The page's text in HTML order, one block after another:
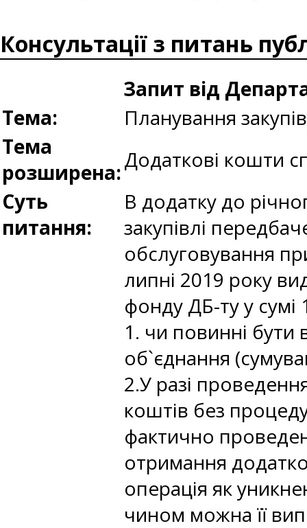
Консультації з питань
Запит від
Тема:
Планування
Тема
розширена:Додаткові кошти
Суть
питання:
В додатку до
закупівлі
обслуговування
липні 2019 року
фонду ДБ-ту у сумі
1. чи повинні бути
об`єднання
2.У разі
коштів без
фактично
отримання
операція як
чином можна її